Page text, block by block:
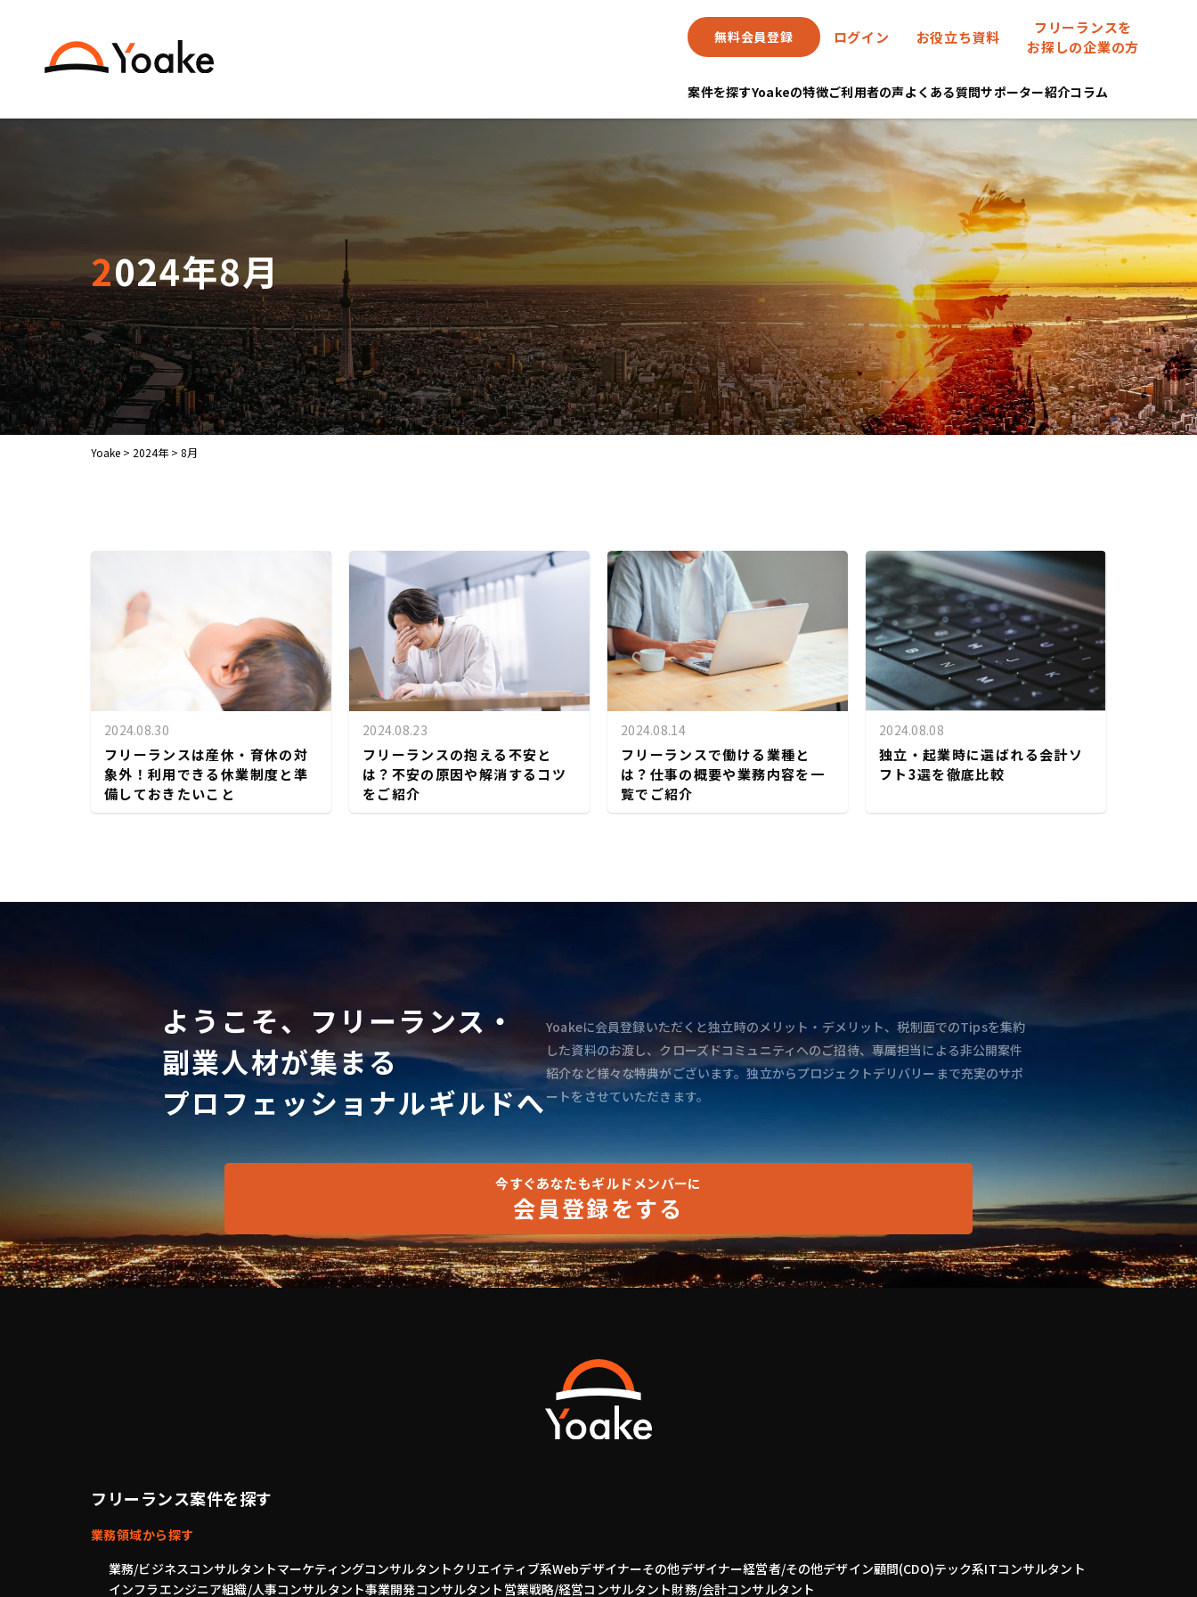
無料会員登録 ログイン お役立ち資料
フリーランスを
お探しの企業の方
案件を探すYoakeの特徴ご利用者の声よくある質問サポーター紹介コラム
2024年8月
Yoake > 2024年> 8月
2024.08.30
フリーランスは産休・育休の対
象外！利用できる休業制度と準
備しておきたいこと
2024.08.23
フリーランスの抱える不安と
は？不安の原因や解消するコツ
をご紹介
2024.08.14
フリーランスで働ける業種と
は？仕事の概要や業務内容を一
覧でご紹介
2024.08.08
独立・起業時に選ばれる会計ソ
フト3選を徹底比較
ようこそ、フリーランス・
副業人材が集まる
プロフェッショナルギルドへ
Yoakeに会員登録いただくと独立時のメリット・デメリット、税制面でのTipsを集約
した資料のお渡し、クローズドコミュニティへのご招待、専属担当による非公開案件
紹介など様々な特典がございます。独立からプロジェクトデリバリーまで充実のサポ
ートをさせていただきます。
今すぐあなたもギルドメンバーに
会員登録をする
フリーランス案件を探す
業務領域から探す
業務/ビジネスコンサルタントマーケティングコンサルタントクリエイティブ系Webデザイナーその他デザイナー経営者/その他デザイン顧問(CDO)テック系ITコンサルタント
インフラエンジニア組織/人事コンサルタント事業開発コンサルタント 営業戦略/経営コンサルタント財務/会計コンサルタント